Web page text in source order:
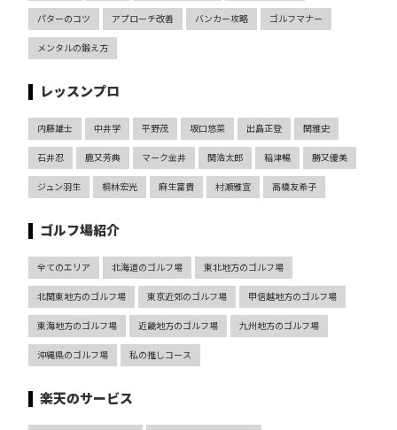
パターのコツ アプローチ改善 バンカー攻略 ゴルフマナー
メンタルの鍛え方
レッスンプロ
内藤雄士 中井学 平野茂 坂口悠菜 出島正登 関雅史
石井忍 鹿又芳典 マーク金井 関浩太郎 稲津暢 勝又優美
ジュン羽生 桐林宏光 麻生富貴 村瀬雅宣 高橋友希子
ゴルフ場紹介
全てのエリア 北海道のゴルフ場 東北地方のゴルフ場
北関東地方のゴルフ場 東京近郊のゴルフ場 甲信越地方のゴルフ場
東海地方のゴルフ場 近畿地方のゴルフ場 九州地方のゴルフ場
沖縄県のゴルフ場 私の推しコース
楽天のサービス